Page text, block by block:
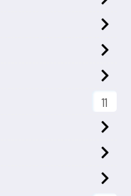
11